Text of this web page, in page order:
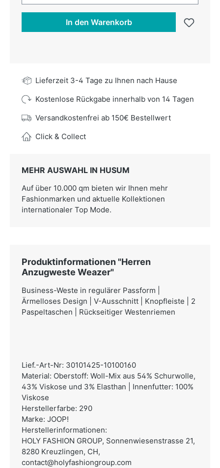
In den Warenkorb
Lieferzeit 3-4 Tage zu Ihnen nach Hause
Kostenlose Rückgabe innerhalb von 14 Tagen
Versandkostenfrei ab 150€ Bestellwert
Click & Collect
MEHR AUSWAHL IN HUSUM
Auf über 10.000 qm bieten wir Ihnen mehr
Fashionmarken und aktuelle Kollektionen
internationaler Top Mode.
Produktinformationen "Herren
Anzugweste Weazer"
Business-Weste in regulärer Passform |
Ärmelloses Design | V-Ausschnitt | Knopfleiste | 2
Paspeltaschen | Rückseitiger Westenriemen
Lief.-Art-Nr: 30101425-10100160
Material: Oberstoff: Woll-Mix aus 54% Schurwolle,
43% Viskose und 3% Elasthan | Innenfutter: 100%
Viskose
Herstellerfarbe: 290
Marke: JOOP!
Herstellerinformationen:
HOLY FASHION GROUP, Sonnenwiesenstrasse 21,
8280 Kreuzlingen, CH,
contact@holyfashiongroup.com